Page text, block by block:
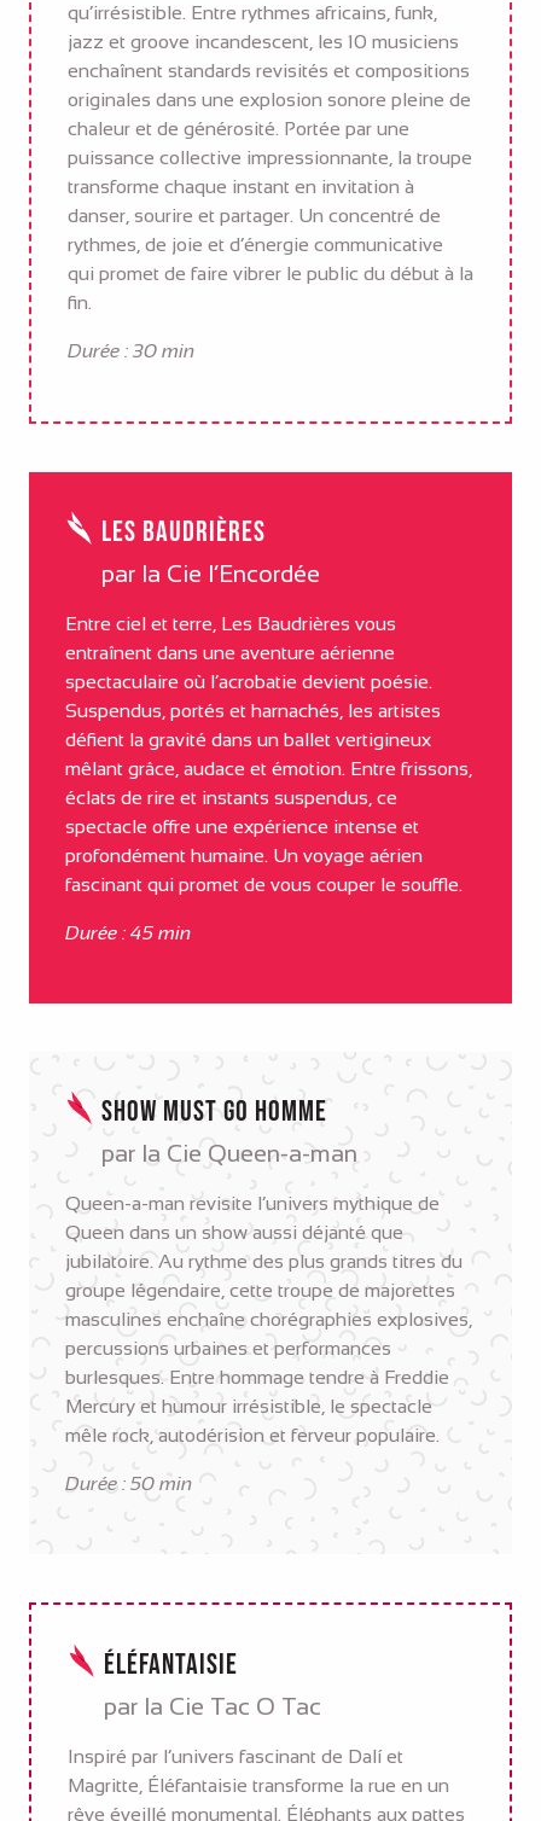
qu’irrésistible. Entre rythmes africains, funk,
jazz et groove incandescent, les 10 musiciens
enchaînent standards revisités et compositions
originales dans une explosion sonore pleine de
chaleur et de générosité. Portée par une
puissance collective impressionnante, la troupe
transforme chaque instant en invitation à
danser, sourire et partager. Un concentré de
rythmes, de joie et d’énergie communicative
qui promet de faire vibrer le public du début à la
fin.
Durée : 30 min
Les Baudrières
par la Cie l’Encordée
Entre ciel et terre, Les Baudrières vous
entraînent dans une aventure aérienne
spectaculaire où l’acrobatie devient poésie.
Suspendus, portés et harnachés, les artistes
défient la gravité dans un ballet vertigineux
mêlant grâce, audace et émotion. Entre frissons,
éclats de rire et instants suspendus, ce
spectacle offre une expérience intense et
profondément humaine. Un voyage aérien
fascinant qui promet de vous couper le souffle.
Durée : 45 min
Show must go homme
par la Cie Queen-a-man
Queen-a-man revisite l’univers mythique de
Queen dans un show aussi déjanté que
jubilatoire. Au rythme des plus grands titres du
groupe légendaire, cette troupe de majorettes
masculines enchaîne chorégraphies explosives,
percussions urbaines et performances
burlesques. Entre hommage tendre à Freddie
Mercury et humour irrésistible, le spectacle
mêle rock, autodérision et ferveur populaire.
Durée : 50 min
Éléfantaisie
par la Cie Tac O Tac
Inspiré par l’univers fascinant de Dalí et
Magritte, Éléfantaisie transforme la rue en un
rêve éveillé monumental. Éléphants aux pattes